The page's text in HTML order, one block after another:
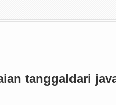
tanggaldari